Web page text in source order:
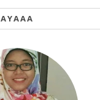
AYAAA